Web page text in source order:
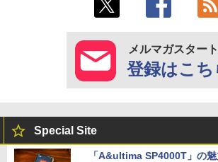
メルマガスタート
登録はこち
Special Site
「A&ultima SP4000T」の